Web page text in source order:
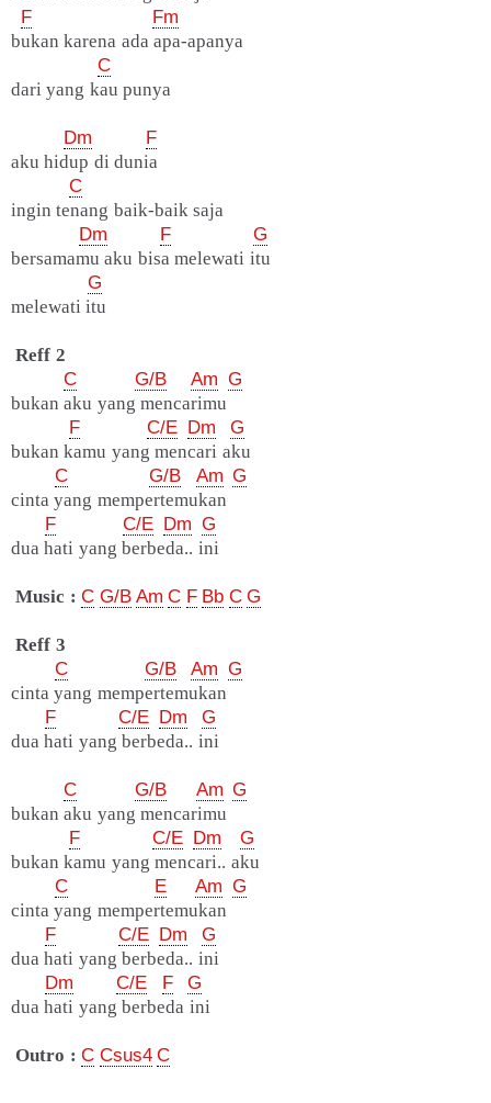
F
Fm
bukan karena ada apa-apanya
C
dari yang kau punya
Dm
F
aku hidup di dunia
C
ingin tenang baik-baik saja
Dm
F
G
bersamamu aku bisa melewati itu
G
melewati itu
Reff 2
C
G/B Am G
bukan aku yang mencarimu
F
C/E Dm
G
bukan kamu yang mencari aku
C
G/B Am G
cinta yang mempertemukan
F
C/E Dm G
dua hati yang berbeda.. ini
Music : C G/B Am C F Bb C G
Reff 3
C
G/B Am G
cinta yang mempertemukan
F
C/E Dm
G
dua hati yang berbeda.. ini
C G/B Am G
bukan aku yang mencarimu
F
C/E Dm
G
bukan kamu yang mencari.. aku
C
E Am G
cinta yang mempertemukan
F
C/E Dm
G
dua hati yang berbeda.. ini
Dm
C/E F
G
dua hati yang berbeda ini
Outro : C Csus4 C